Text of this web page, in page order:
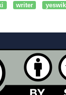
writer